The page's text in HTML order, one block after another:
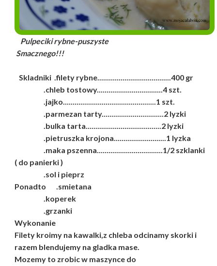
Pulpeciki rybne-puszyste
Smacznego!!!
Skladniki .filety rybne......................................400 gr
.chleb tostowy..................................4 szt.
.jajko................................................1 szt.
.parmezan tarty................................2 lyzki
.bulka tarta.......................................2 lyzki
.pietruszka krojona...........................1 lyzka
.maka pszenna..................................1/2 szklanki
( do panierki )
.sol i pieprz
Ponadto .smietana
.koperek
.grzanki
Wykonanie
Filety kroimy na kawalki,z chleba odcinamy skorki i
razem blendujemy na gladka mase.
Mozemy to zrobic w maszynce do